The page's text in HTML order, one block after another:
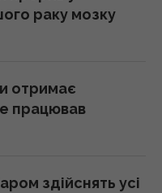
раку мозку
отримає
працював
здійснять усі